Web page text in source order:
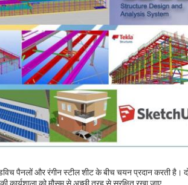
पैनलों और रंगीन स्टील शीट के बीच चयन प्रदान करती है।
को मौसम से अच्छी तरह से सुरक्षित रखा जाए.